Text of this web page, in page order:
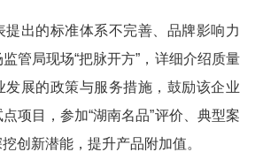
出的标准体系不完善、品牌影响力
管局现场“把脉开方”，详细介绍质量
发展的政策与服务措施，鼓励该企业
项目，参加“湖南名品”评价、典型案
创新潜能，提升产品附加值。